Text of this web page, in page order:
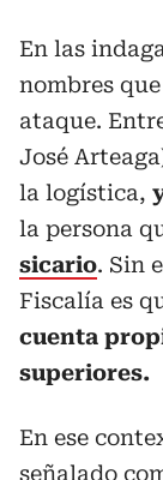
En las
nombres
ataque.
José
la logística,
la persona
sicario. Sin
Fiscalía es
cuenta
superiores.
En ese
señalado